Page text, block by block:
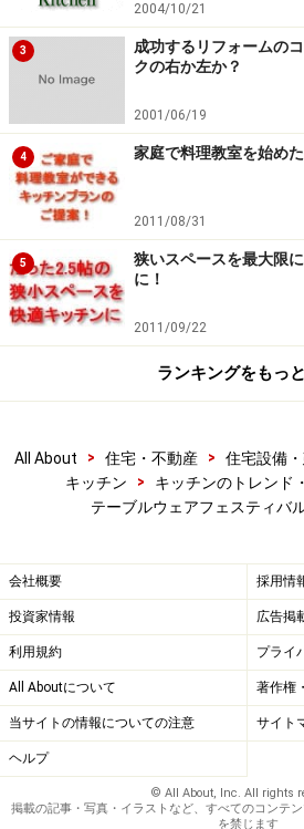
2004/10/21
3
成功するリフォームの
クの右か左か？
2001/06/19
4 家庭で料理教室を始め
2011/08/31
5
狭いスペースを最大限
に！
2011/09/22
ランキングをもっ
All About > 住宅・不動産 > 住宅設備
キッチン
> キッチンのトレンド
テーブルウェアフェスティバ
会社概要 採用情
投資家情報 広告掲
利用規約 プライ
All Aboutについて 著作権
当サイトの情報についての注意 サイト
ヘルプ
© All About, Inc. All rights
掲載の記事・写真・イラストなど、すべてのコンテ
を禁じます